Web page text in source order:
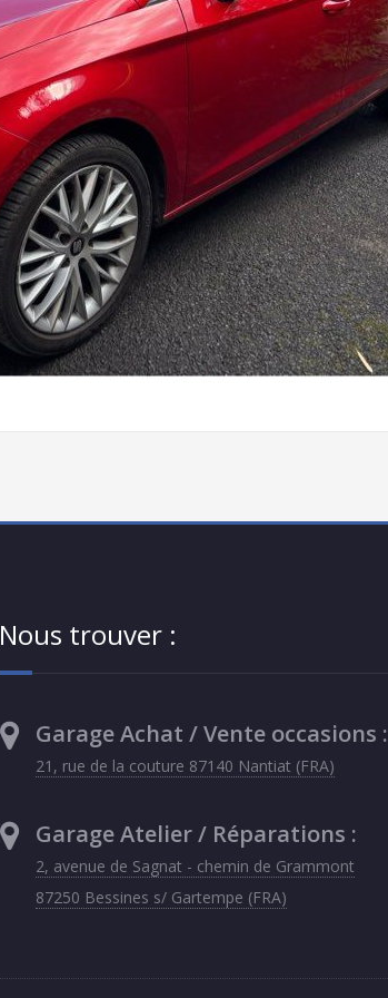
Nous trouver :
Garage Achat / Vente occasions :
21, rue de la couture 87140 Nantiat (FRA)
Garage Atelier / Réparations :
2, avenue de Sagnat - chemin de Grammont
87250 Bessines s/ Gartempe (FRA)